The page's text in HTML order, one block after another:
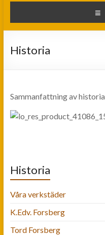
Historia
Sammanfattning av historia
Historia
Våra verkstäder
K.Edv. Forsberg
Tord Forsberg